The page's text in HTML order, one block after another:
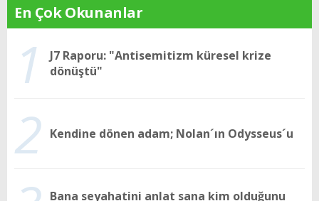
En Çok Okunanlar
1
J7 Raporu: "Antisemitizm küresel krize
dönüştü"
2 Kendine dönen adam; Nolan´ın Odysseus´u
Bana seyahatini anlat sana kim olduğunu